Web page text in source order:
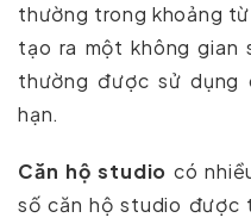
thường trong khoảng
tạo ra một không gian
thường được sử dụng
hạn.
Căn hộ studio có
số căn hộ studio